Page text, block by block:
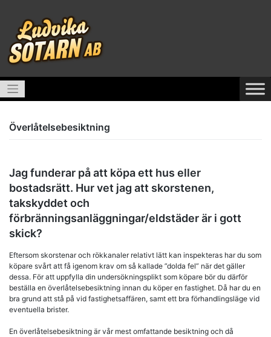
content
Skip to content
Överlåtelsebesiktning
Jag funderar på att köpa ett hus eller
bostadsrätt. Hur vet jag att skorstenen,
takskyddet och
förbränningsanläggningar/eldstäder är i gott
skick?
Eftersom skorstenar och rökkanaler relativt lätt kan inspekteras har du som
köpare svårt att få igenom krav om så kallade ”dolda fel” när det gäller
dessa. För att uppfylla din undersökningsplikt som köpare bör du därför
beställa en överlåtelsebesiktning innan du köper en fastighet. Då har du en
bra grund att stå på vid fastighetsaffären, samt ett bra förhandlingsläge vid
eventuella brister.
En överlåtelsebesiktning är vår mest omfattande besiktning och då